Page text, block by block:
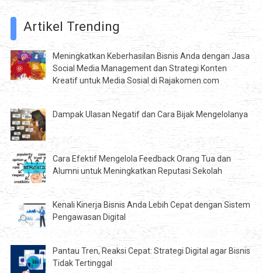
Artikel Trending
Meningkatkan Keberhasilan Bisnis Anda dengan Jasa
Social Media Management dan Strategi Konten
Kreatif untuk Media Sosial di Rajakomen.com
Dampak Ulasan Negatif dan Cara Bijak Mengelolanya
Cara Efektif Mengelola Feedback Orang Tua dan
Alumni untuk Meningkatkan Reputasi Sekolah
Kenali Kinerja Bisnis Anda Lebih Cepat dengan Sistem
Pengawasan Digital
Pantau Tren, Reaksi Cepat: Strategi Digital agar Bisnis
Tidak Tertinggal